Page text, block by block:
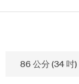
86 公分 (34 吋)